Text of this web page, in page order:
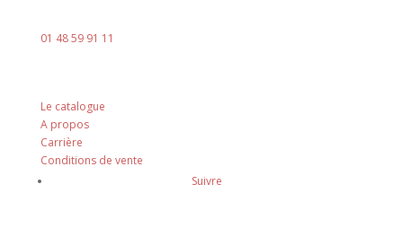
01 48 59 91 11
Le catalogue
A propos
Carrière
Conditions de vente
Suivre